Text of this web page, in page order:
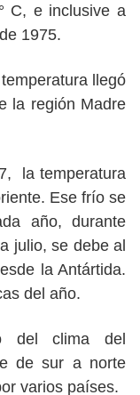
C, e inclusive a
1975.
llegó
la región Madre
la temperatura
Ese frío se
año, durante
julio, se debe al
la Antártida.
del año.
del clima del
de sur a norte
varios países.